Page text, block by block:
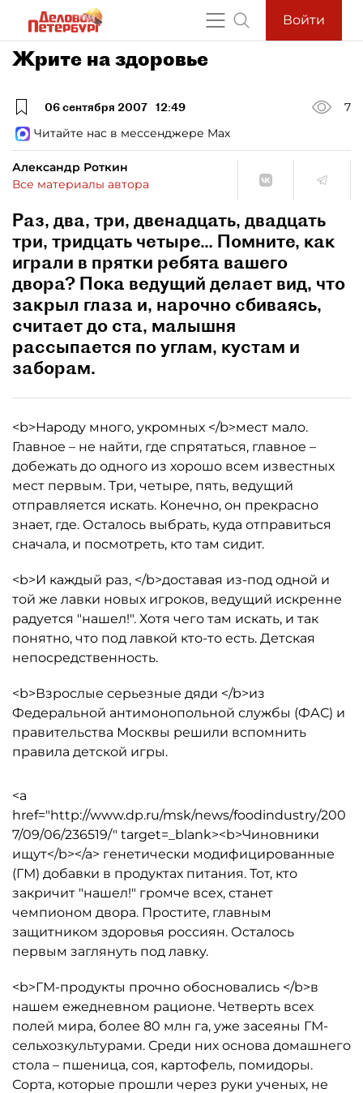
Войти
Жрите на здоровье
06 сентября 2007 12:49
7
Читайте нас в мессенджере Max
Александр Роткин
Все материалы автора
Раз, два, три, двенадцать, двадцать
три, тридцать четыре… Помните, как
играли в прятки ребята вашего
двора? Пока ведущий делает вид, что
закрыл глаза и, нарочно сбиваясь,
считает до ста, малышня
рассыпается по углам, кустам и
заборам.
<b>Народу много, укромных </b>мест мало.
Главное – не найти, где спрятаться, главное –
добежать до одного из хорошо всем известных
мест первым. Три, четыре, пять, ведущий
отправляется искать. Конечно, он прекрасно
знает, где. Осталось выбрать, куда отправиться
сначала, и посмотреть, кто там сидит.
<b>И каждый раз, </b>доставая из-под одной и
той же лавки новых игроков, ведущий искренне
радуется "нашел!". Хотя чего там искать, и так
понятно, что под лавкой кто-то есть. Детская
непосредственность.
<b>Взрослые серьезные дяди </b>из
Федеральной антимонопольной службы (ФАС) и
правительства Москвы решили вспомнить
правила детской игры.
<a
href="http://www.dp.ru/msk/news/foodindustry/200
7/09/06/236519/" target=_blank><b>Чиновники
ищут</b></a> генетически модифицированные
(ГМ) добавки в продуктах питания. Тот, кто
закричит "нашел!" громче всех, станет
чемпионом двора. Простите, главным
защитником здоровья россиян. Осталось
первым заглянуть под лавку.
<b>ГМ-продукты прочно обосновались </b>в
нашем ежедневном рационе. Четверть всех
полей мира, более 80 млн га, уже засеяны ГМ-
сельхозкультурами. Среди них основа домашнего
стола – пшеница, соя, картофель, помидоры.
Сорта, которые прошли через руки ученых, не